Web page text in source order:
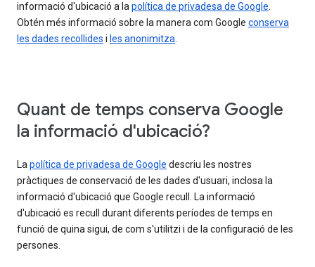
informació d'ubicació a lapolítica de privadesa de Google.
Obtén més informació sobre la manera com Google conserva
les dades recollides i les anonimitza.
Quant de temps conserva Google
la informació d'ubicació?
Lapolítica de privadesa de Google descriu les nostres
pràctiques de conservació de les dades d'usuari, inclosa la
informació d'ubicació que Google recull. La informació
d'ubicació es recull durant diferents períodes de temps en
funció de quina sigui, de com s'utilitzi i de la configuració de les
persones.